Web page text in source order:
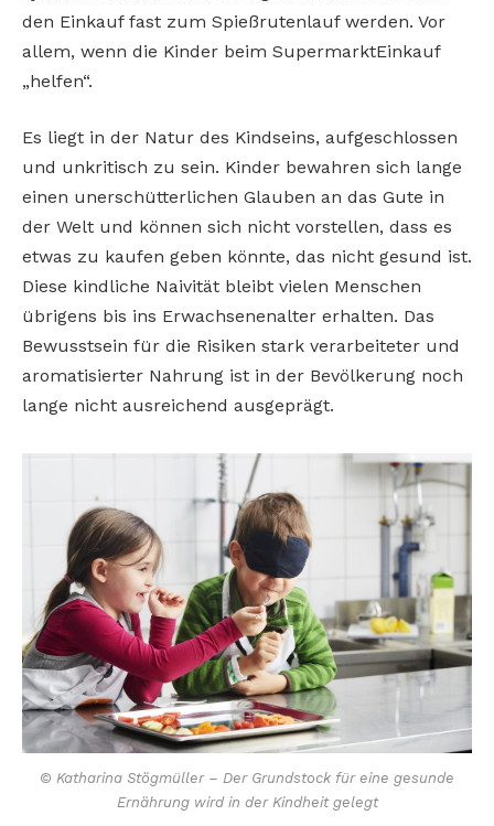
den Einkauf fast zum Spießrutenlauf werden. Vor
allem, wenn die Kinder beim Supermarkt­Einkauf
„helfen“.
Es liegt in der Natur des Kindseins, aufgeschlossen
und unkritisch zu sein. Kinder bewahren sich lange
einen unerschütterlichen Glauben an das Gute in
der Welt und können sich nicht vorstellen, dass es
etwas zu kaufen geben könnte, das nicht gesund ist.
Diese kindliche Naivität bleibt vielen Menschen
übrigens bis ins Erwachsenenalter erhalten. Das
Bewusstsein für die Risiken stark verarbeiteter und
aromatisierter Nahrung ist in der Bevölkerung noch
lange nicht ausreichend ausgeprägt.
© Katharina Stögmüller – Der Grundstock für eine gesunde
Ernährung wird in der Kindheit gelegt